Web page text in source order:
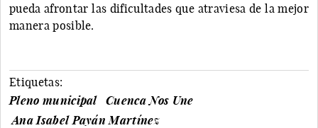
pueda afrontar las dificultades que atraviesa de la mejor
manera posible.
Etiquetas:
Pleno municipal
Cuenca Nos Une
Ana Isabel Payán Martínez